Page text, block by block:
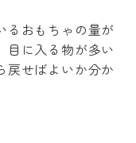
るおもちゃの量が
目に入る物が多い
戻せばよいか分か